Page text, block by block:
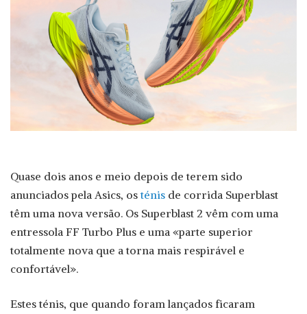
Quase dois anos e meio depois de terem sido
anunciados pela Asics, osténis de corrida Superblast
têm uma nova versão. Os Superblast 2 vêm com uma
entressola FF Turbo Plus e uma «parte superior
totalmente nova que a torna mais respirável e
confortável».
Estes ténis, que quando foram lançados ficaram